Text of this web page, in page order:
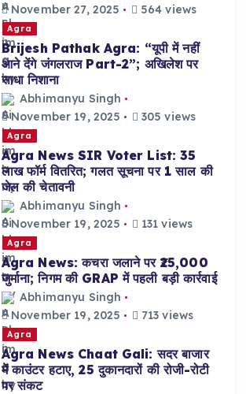
November 27, 2025 564 views
Agra
Brijesh Pathak Agra: “यूपी में नहीं
आने देंगे जंगलराज Part-2”; अखिलेश पर
साधा निशाना
Abhimanyu Singh
November 19, 2025
305 views
Agra
Agra News SIR Voter List: 35
लाख फॉर्म वितरित; गलत सूचना पर 1 साल की
जेल की चेतावनी
Abhimanyu Singh
November 19, 2025
131 views
Agra
Agra News: कचरा जलाने पर ₹25,000
जुर्माना; निगम की GRAP में पहली बड़ी कार्रवाई
Abhimanyu Singh
November 19, 2025
713 views
Agra
Agra News Chaat Gali: सदर बाजार
में काउंटर हटाए, 25 दुकानदारों की रोजी-रोटी
पर संकट